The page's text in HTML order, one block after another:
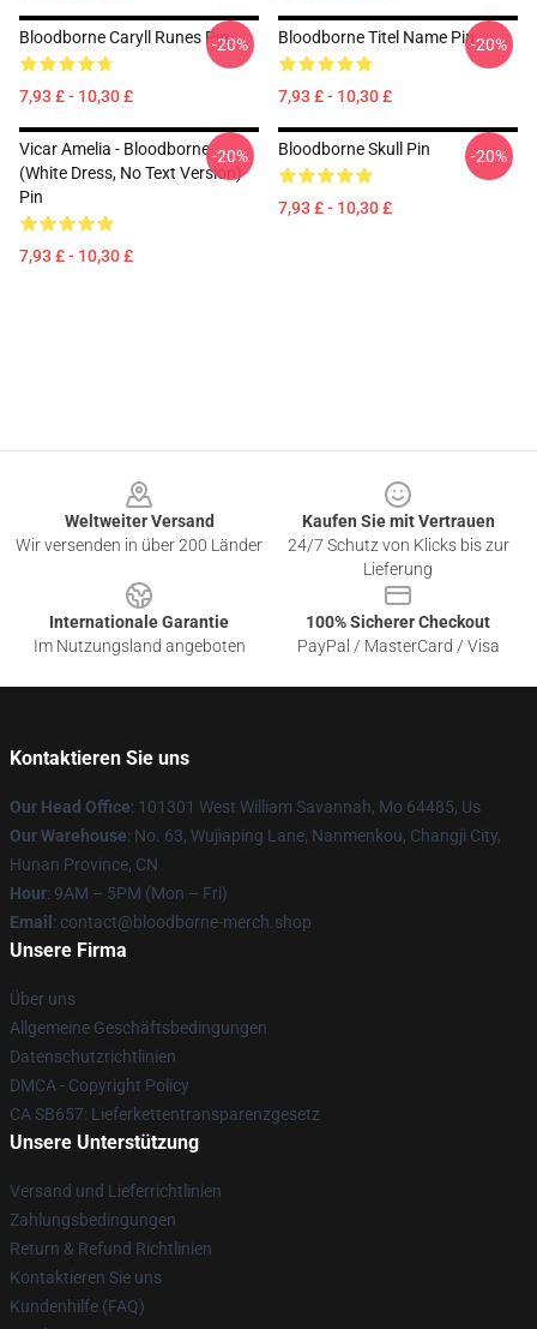
Bloodborne Caryll Runes Pin
7,93 £ - 10,30 £
-20% Bloodborne Titel Name Pin
7,93 £ - 10,30 £
-20%
Vicar Amelia - Bloodborne
(white Dress, No Text Version)
Pin
7,93 £ - 10,30 £
-20% Bloodborne Skull Pin
7,93 £ - 10,30 £
-20%
Weltweiter Versand
Wir versenden in über 200 Länder
Kaufen Sie mit Vertrauen
24/7 Schutz von Klicks bis zur
Lieferung
Internationale Garantie
Im Nutzungsland angeboten
100% Sicherer Checkout
PayPal / MasterCard / Visa
Kontaktieren Sie uns
Our Head Office: 101301 West William Savannah, Mo 64485, Us
Our Warehouse: No. 63, Wujiaping Lane, Nanmenkou, Changji City,
Hunan Province, CN
Hour: 9AM – 5PM (Mon – Fri)
Email : contact@bloodborne-merch.shop
Unsere Firma
Über uns
Allgemeine Geschäftsbedingungen
Datenschutzrichtlinien
DMCA - Copyright Policy
CA SB657: Lieferkettentransparenzgesetz
Unsere Unterstützung
Versand und Lieferrichtlinien
Zahlungsbedingungen
Return & Refund Richtlinien
Kontaktieren Sie uns
Kundenhilfe (FAQ)